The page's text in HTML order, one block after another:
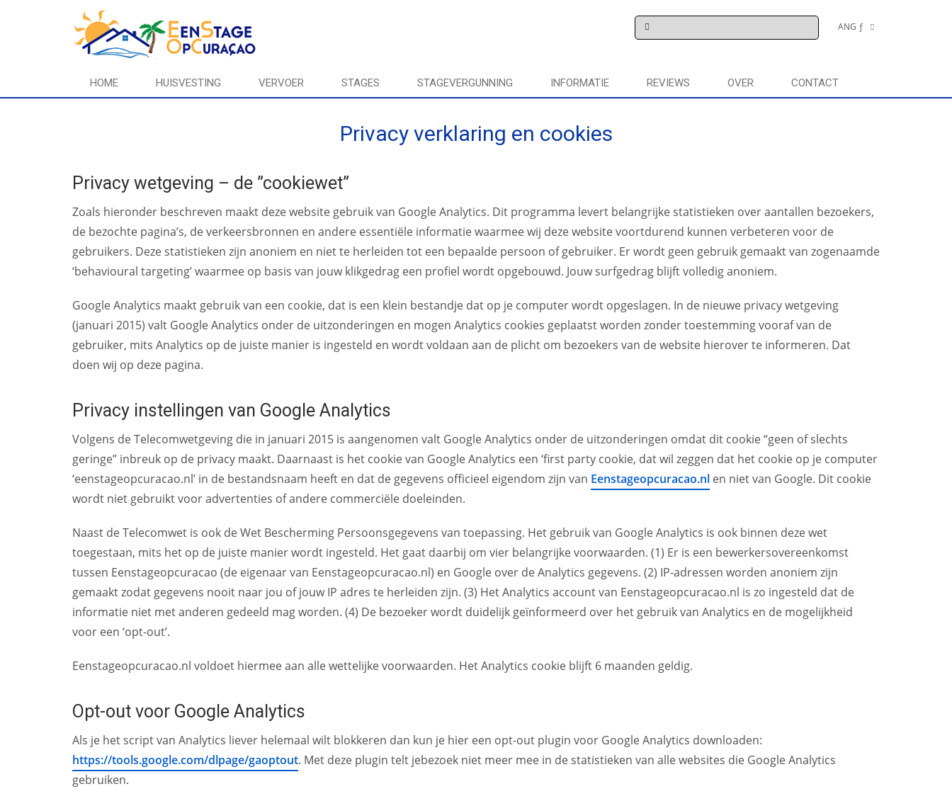
ANG ƒ
HOME HUISVESTING VERVOER STAGES STAGEVERGUNNING INFORMATIE REVIEWS OVER CONTACT
Privacy verklaring en cookies
Privacy wetgeving – de ”cookiewet”
Zoals hieronder beschreven maakt deze website gebruik van Google Analytics. Dit programma levert belangrijke statistieken over aantallen bezoekers,
de bezochte pagina’s, de verkeersbronnen en andere essentiële informatie waarmee wij deze website voortdurend kunnen verbeteren voor de
gebruikers. Deze statistieken zijn anoniem en niet te herleiden tot een bepaalde persoon of gebruiker. Er wordt geen gebruik gemaakt van zogenaamde
‘behavioural targeting’ waarmee op basis van jouw klikgedrag een profiel wordt opgebouwd. Jouw surfgedrag blijft volledig anoniem.
Google Analytics maakt gebruik van een cookie, dat is een klein bestandje dat op je computer wordt opgeslagen. In de nieuwe privacy wetgeving
(januari 2015) valt Google Analytics onder de uitzonderingen en mogen Analytics cookies geplaatst worden zonder toestemming vooraf van de
gebruiker, mits Analytics op de juiste manier is ingesteld en wordt voldaan aan de plicht om bezoekers van de website hierover te informeren. Dat
doen wij op deze pagina.
Privacy instellingen van Google Analytics
Volgens de Telecomwetgeving die in januari 2015 is aangenomen valt Google Analytics onder de uitzonderingen omdat dit cookie “geen of slechts
geringe” inbreuk op de privacy maakt. Daarnaast is het cookie van Google Analytics een ‘first party cookie, dat wil zeggen dat het cookie op je computer
‘eenstageopcuracao.nl’ in de bestandsnaam heeft en dat de gegevens officieel eigendom zijn van Eenstageopcuracao.nl en niet van Google. Dit cookie
wordt niet gebruikt voor advertenties of andere commerciële doeleinden.
Naast de Telecomwet is ook de Wet Bescherming Persoonsgegevens van toepassing. Het gebruik van Google Analytics is ook binnen deze wet
toegestaan, mits het op de juiste manier wordt ingesteld. Het gaat daarbij om vier belangrijke voorwaarden. (1) Er is een bewerkersovereenkomst
tussen Eenstageopcuracao (de eigenaar van Eenstageopcuracao.nl) en Google over de Analytics gegevens. (2) IP-adressen worden anoniem zijn
gemaakt zodat gegevens nooit naar jou of jouw IP adres te herleiden zijn. (3) Het Analytics account van Eenstageopcuracao.nl is zo ingesteld dat de
informatie niet met anderen gedeeld mag worden. (4) De bezoeker wordt duidelijk geïnformeerd over het gebruik van Analytics en de mogelijkheid
voor een ‘opt-out’.
Eenstageopcuracao.nl voldoet hiermee aan alle wettelijke voorwaarden. Het Analytics cookie blijft 6 maanden geldig.
Opt-out voor Google Analytics
Als je het script van Analytics liever helemaal wilt blokkeren dan kun je hier een opt-out plugin voor Google Analytics downloaden:
https://tools.google.com/dlpage/gaoptout. Met deze plugin telt jebezoek niet meer mee in de statistieken van alle websites die Google Analytics
gebruiken.